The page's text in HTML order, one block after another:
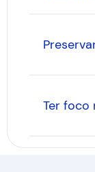
Ter foco